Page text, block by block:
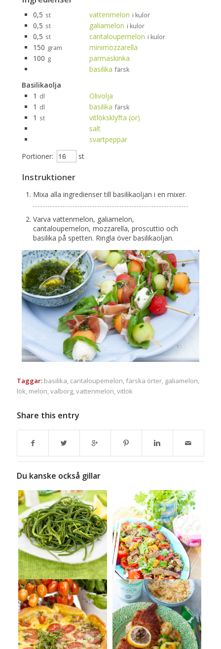
0,5 st vattenmelon i kulor
0,5 st galiamelon i kulor
0,5 st cantaloupemelon i kulor
150 gram
minimozzarella
100 g
parmaskinka
basilika färsk
Basilikaolja
1 dl
Olivolja
1 dl basilika färsk
1 st
vitlöksklyfta (or)
salt
svartpeppar
Portioner:
st
Instruktioner
Mixa alla ingredienser till basilikaoljan i en mixer.
Varva vattenmelon, galiamelon,
cantaloupemelon, mozzarella, proscuttio och
basilika på spetten. Ringla över basilikaoljan.
Taggar: basilika, cantaloupemelon,färska örter, galiamelon,
lök, melon,valborg,vattenmelon,vitlök
Share this entry
Du kanske också gillar